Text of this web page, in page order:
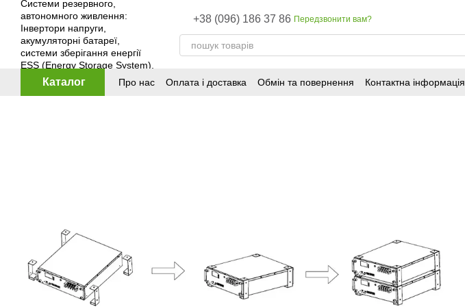
Перейти до основного контенту
+38 (096) 186 37 86 Передзвонити вам?
Каталог Про нас Оплата і доставка Обмін та повернення Контактна інформація